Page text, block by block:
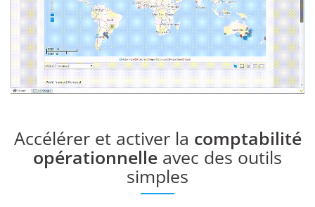
Accélérer et activer la comptabilité
opérationnelle avec des outils
simples